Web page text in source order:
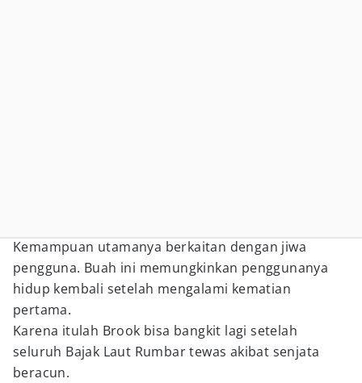
Kemampuan utamanya berkaitan dengan jiwa
pengguna. Buah ini memungkinkan penggunanya
hidup kembali setelah mengalami kematian
pertama.
Karena itulah Brook bisa bangkit lagi setelah
seluruh Bajak Laut Rumbar tewas akibat senjata
beracun.